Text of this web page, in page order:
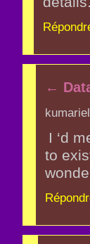
←
I ‘d
to